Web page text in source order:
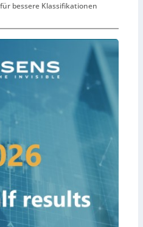
bessere Klassifikationen